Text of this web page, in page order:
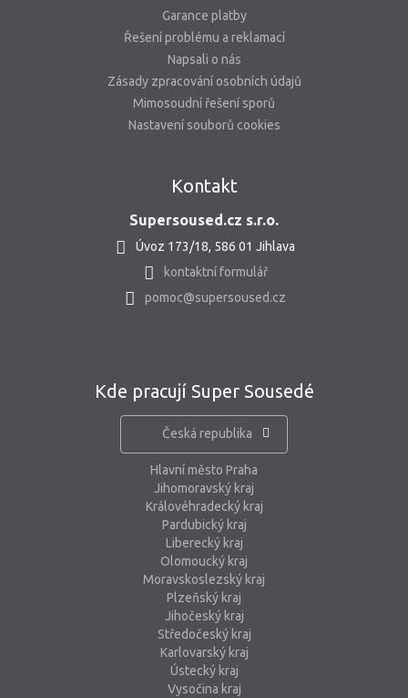
Garance platby
Řešení problému a reklamací
Napsali o nás
Zásady zpracování osobních údajů
Mimosoudní řešení sporů
Nastavení souborů cookies
Kontakt
Supersoused.cz s.r.o.
Úvoz 173/18, 586 01 Jihlava
kontaktní formulář
pomoc@supersoused.cz
Kde pracují Super Sousedé
Česká republika
Hlavní město Praha
Jihomoravský kraj
Královéhradecký kraj
Pardubický kraj
Liberecký kraj
Olomoucký kraj
Moravskoslezský kraj
Plzeňský kraj
Jihočeský kraj
Středočeský kraj
Karlovarský kraj
Ústecký kraj
Vysočina kraj